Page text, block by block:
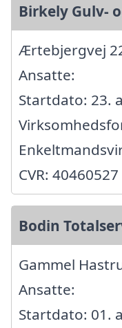
Birkely Gulv-
Ærtebjergvej
Ansatte:
Startdato: 23.
CVR: 40460527
Bodin
Gammel
Ansatte:
Startdato: 01.